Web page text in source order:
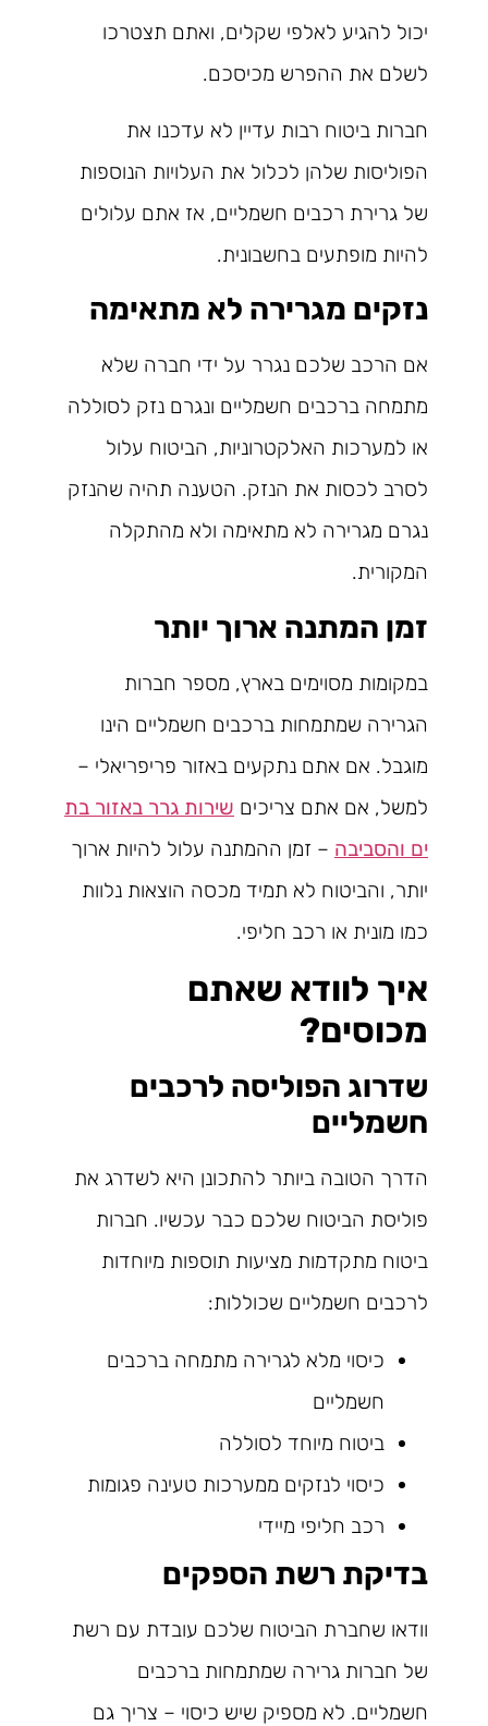
יכול להגיע לאלפי שקלים, ואתם תצטרכו
לשלם את ההפרש מכיסכם.
חברות ביטוח רבות עדיין לא עדכנו את
הפוליסות שלהן לכלול את העלויות הנוספות
של גרירת רכבים חשמליים, אז אתם עלולים
להיות מופתעים בחשבונית.
נזקים מגרירה לא מתאימה
אם הרכב שלכם נגרר על ידי חברה שלא
מתמחה ברכבים חשמליים ונגרם נזק לסוללה
או למערכות האלקטרוניות, הביטוח עלול
לסרב לכסות את הנזק. הטענה תהיה שהנזק
נגרם מגרירה לא מתאימה ולא מהתקלה
המקורית.
זמן המתנה ארוך יותר
במקומות מסוימים בארץ, מספר חברות
הגרירה שמתמחות ברכבים חשמליים הינו
מוגבל. אם אתם נתקעים באזור פריפריאלי –
למשל, אם אתם צריכים שירות גרר באזור בת
ים והסביבה – זמן ההמתנה עלול להיות ארוך
יותר, והביטוח לא תמיד מכסה הוצאות נלוות
כמו מונית או רכב חליפי.
איך לוודא שאתם
מכוסים?
שדרוג הפוליסה לרכבים
חשמליים
הדרך הטובה ביותר להתכונן היא לשדרג את
פוליסת הביטוח שלכם כבר עכשיו. חברות
ביטוח מתקדמות מציעות תוספות מיוחדות
לרכבים חשמליים שכוללות:
כיסוי מלא לגרירה מתמחה ברכבים
חשמליים
ביטוח מיוחד לסוללה
כיסוי לנזקים ממערכות טעינה פגומות
רכב חליפי מיידי
בדיקת רשת הספקים
וודאו שחברת הביטוח שלכם עובדת עם רשת
של חברות גרירה שמתמחות ברכבים
חשמליים. לא מספיק שיש כיסוי – צריך גם